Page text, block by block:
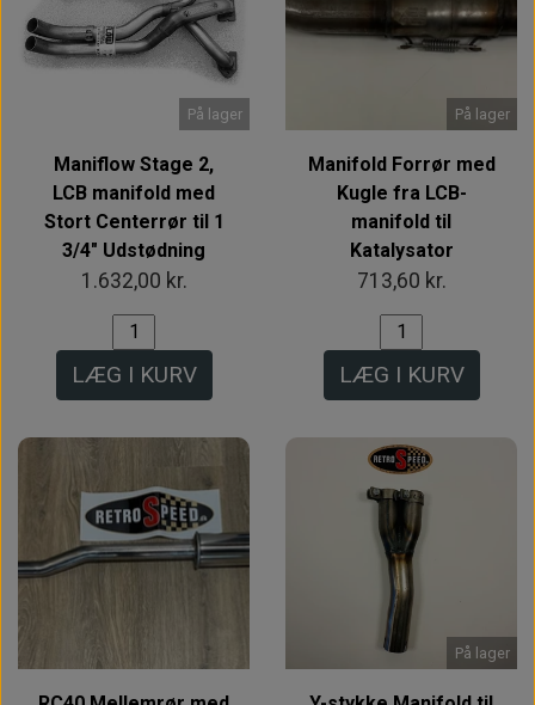
På lager
Maniflow Stage 2,
LCB manifold med
Stort Centerrør til 1
3/4" Udstødning
1.632,00 kr.
LÆG I KURV
På lager
Manifold Forrør med
Kugle fra LCB-
manifold til
Katalysator
713,60 kr.
LÆG I KURV
På lager